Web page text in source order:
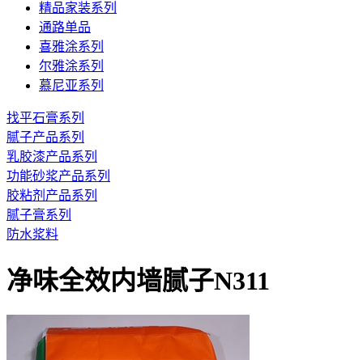
精品家装系列
通路单品
喜雅涂系列
尔雅涂系列
慕尼亚系列
找平石膏系列
腻子产品系列
乳胶漆产品系列
功能砂浆产品系列
胶粘剂产品系列
腻子膏系列
防水浆料
净味全效内墙腻子N311